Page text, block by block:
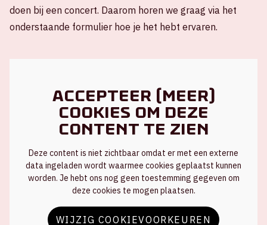
doen bij een concert. Daarom horen we graag via het
onderstaande formulier hoe je het hebt ervaren.
Accepteer (meer)
cookies om deze
content te zien
Deze content is niet zichtbaar omdat er met een externe
data ingeladen wordt waarmee cookies geplaatst kunnen
worden. Je hebt ons nog geen toestemming gegeven om
deze cookies te mogen plaatsen.
WIJZIG COOKIEVOORKEUREN